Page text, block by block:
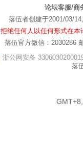
论坛客服/商
落伍者创建于2001/03/
拒绝任何人以任何形式在
落伍官方微信：2030286
浙公网安备
落伍